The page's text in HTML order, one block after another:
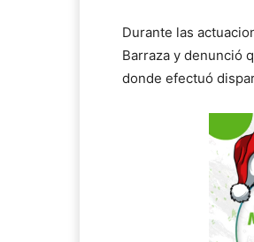
Durante las
Barraza y denunció
donde efectuó